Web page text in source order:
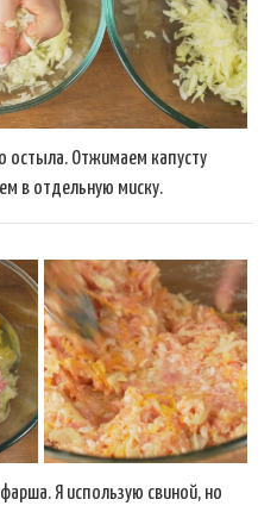
остыла. Отжимаем капусту
в отдельную миску.
Я использую свиной, но